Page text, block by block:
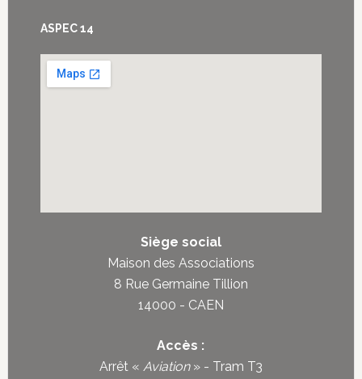
Footer
ASPEC 14
Siège social
Maison des Associations
8 Rue Germaine Tillion
14000 - CAEN
Accès :
Arrêt « Aviation» - Tram T3